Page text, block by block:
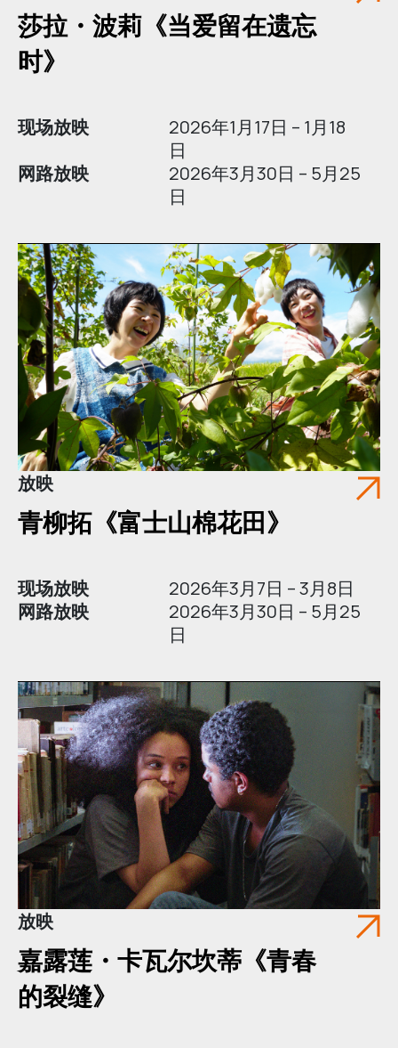
莎拉・波莉《当爱留在遗忘
时》
现场放映
2026年1月17日 – 1月18
日
网路放映
2026年3月30日 – 5月25
日
放映
青柳拓《富士山棉花田》
现场放映
2026年3月7日 – 3月8日
网路放映
2026年3月30日 – 5月25
日
放映
嘉露莲・卡瓦尔坎蒂《青春
的裂缝》